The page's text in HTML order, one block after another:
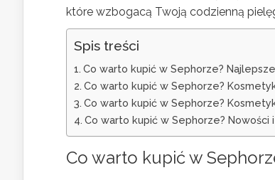
które wzbogacą Twoją codzienną
Spis treści
Co warto kupić w Sephorze?
Co warto kupić w Sephorze?
Co warto kupić w Sephorze?
Co warto kupić w Sephorze? Nowości
Co warto kupić w